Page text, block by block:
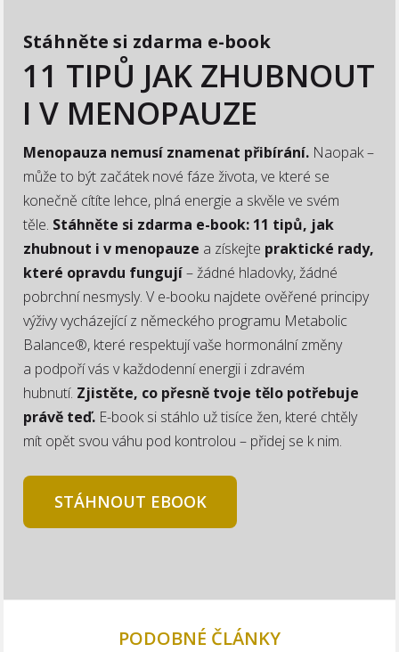
Stáhněte si zdarma e-book
11 TIPŮ JAK ZHUBNOUT
I V MENOPAUZE
Menopauza nemusí znamenat přibírání. Naopak –
může to být začátek nové fáze života, ve které se
konečně cítíte lehce, plná energie a skvěle ve svém
těle. Stáhněte si zdarma e-book: 11 tipů, jak
zhubnout i v menopauze a získejte praktické rady,
které opravdu fungují– žádné hladovky, žádné
pobrchní nesmysly. V e-booku najdete ověřené principy
výživy vycházející z německého programu Metabolic
Balance®, které respektují vaše hormonální změny
a podpoří vás v každodenní energii i zdravém
hubnutí. Zjistěte, co přesně tvoje tělo potřebuje
právě teď. E-book si stáhlo už tisíce žen, které chtěly
mít opět svou váhu pod kontrolou – přidej se k nim.
STÁHNOUT EBOOK
PODOBNÉ ČLÁNKY